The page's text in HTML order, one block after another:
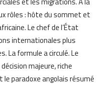
rôles : hôte du sommet et
Le chef de l’État
internationales plus
La formule a circulé. Le
majeure, riche
paradoxe angolais résumé